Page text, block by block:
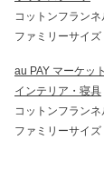
コットンフラン
ファミリーサイ
au PAY マーケット
インテリア・寝具
コットンフラン
ファミリーサイ